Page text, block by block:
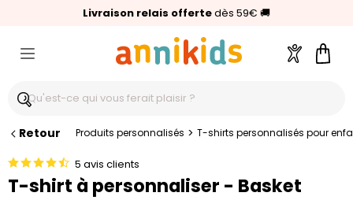
Livraison relais offertedès 59€ 🚚
🥇Palmarès Capital 2025 :Annikids N°1
⭐⭐⭐⭐⭐4,6/5(24 000 avis clients)
Compte
Retour Produits personnalisés > T-shirts personnalisés pour
5 avis clients
T-shirt à personnaliser - Basket